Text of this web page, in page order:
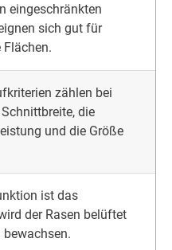
eingeschränkten
sich gut für
zählen bei
die
und die Größe
ist das
der Rasen belüftet
bewachsen.